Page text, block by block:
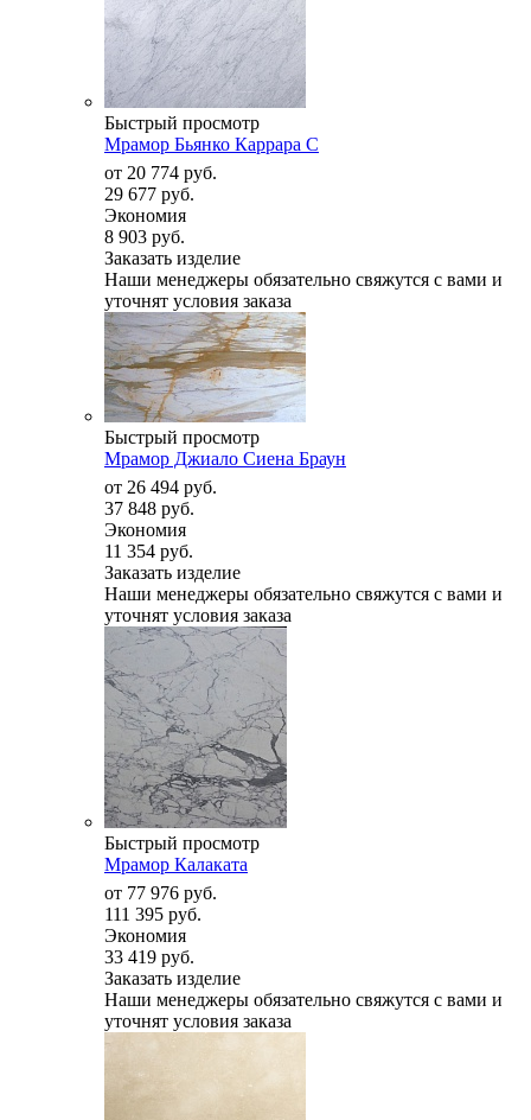
Быстрый просмотр
Мрамор Бьянко Каррара С
от 20 774 руб.
29 677 руб.
Экономия
8 903 руб.
Заказать изделие
Наши менеджеры обязательно свяжутся с вами и
уточнят условия заказа
Быстрый просмотр
Мрамор Джиало Сиена Браун
от 26 494 руб.
37 848 руб.
Экономия
11 354 руб.
Заказать изделие
Наши менеджеры обязательно свяжутся с вами и
уточнят условия заказа
Быстрый просмотр
Мрамор Калаката
от 77 976 руб.
111 395 руб.
Экономия
33 419 руб.
Заказать изделие
Наши менеджеры обязательно свяжутся с вами и
уточнят условия заказа